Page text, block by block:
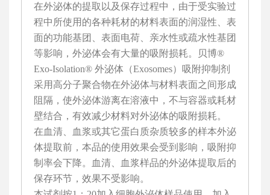
在外泌体的提取以及保存过程中，由于受实验过
程中所使用的各种耗材的材料表面的润湿性、表
面的功能基团、表面电荷、亲水性或疏水性基团
等影响，外泌体会有大量的吸附损耗。贝博®
Exo-Isolation® 外泌体（Exosomes）吸附抑制剂
采用高分子聚合物在外泌体与材料表面之间形成
阻隔，使外泌体游离在溶液中，不与容器或耗材
壁结合，有效减少材料对外泌体的吸附损耗。
在血清、血浆或其它蛋白质杂质较多的样本外泌
体提取前，本品的使用效果会受到影响，吸附抑
制率会下降。血清、血浆样品的外泌体提取后的
保存环节，效果不受影响。